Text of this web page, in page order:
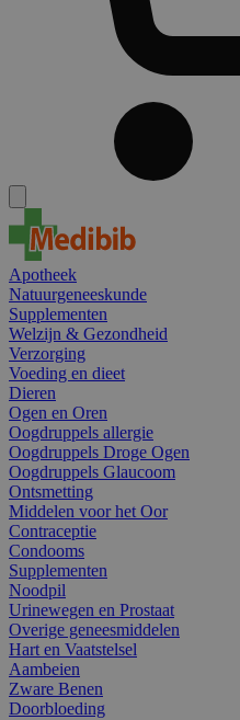
Apotheek
Natuurgeneeskunde
Supplementen
Welzijn & Gezondheid
Verzorging
Voeding en dieet
Dieren
Ogen en Oren
Oogdruppels allergie
Oogdruppels Droge Ogen
Oogdruppels Glaucoom
Ontsmetting
Middelen voor het Oor
Contraceptie
Condooms
Supplementen
Noodpil
Urinewegen en Prostaat
Overige geneesmiddelen
Hart en Vaatstelsel
Aambeien
Zware Benen
Doorbloeding